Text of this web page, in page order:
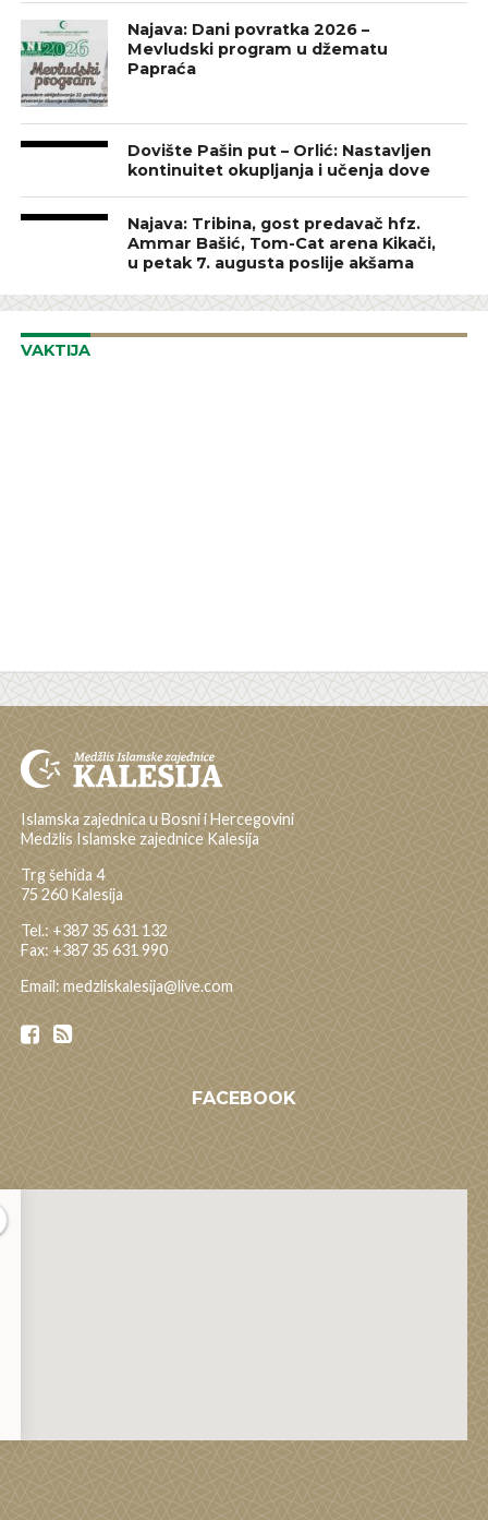
Najava: Dani povratka 2026 –
Mevludski program u džematu
Papraća
Dovište Pašin put – Orlić: Nastavljen
kontinuitet okupljanja i učenja dove
Najava: Tribina, gost predavač hfz.
Ammar Bašić, Tom-Cat arena Kikači,
u petak 7. augusta poslije akšama
VAKTIJA
Islamska zajednica u Bosni i Hercegovini
Medžlis Islamske zajednice Kalesija
Trg šehida 4
75 260 Kalesija
Tel.: +387 35 631 132
Fax: +387 35 631 990
Email: medzliskalesija@live.com
FACEBOOK